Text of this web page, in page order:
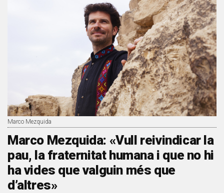
Marco Mezquida
Marco Mezquida: «Vull reivindicar la
pau, la fraternitat humana i que no hi
ha vides que valguin més que
d’altres»